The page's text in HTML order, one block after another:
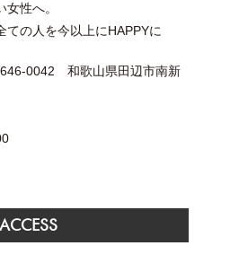
性へ。
ての人を今以上にHAPPYに
0042 和歌山県田辺市南新
ACCESS